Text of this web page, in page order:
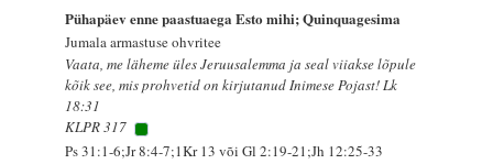
Pühapäev enne paastuaega Esto mihi; Quinquagesima
Jumala armastuse ohvritee
Vaata, me läheme üles Jeruusalemma ja seal viiakse lõpule
kõik see, mis prohvetid on kirjutanud Inimese Pojast! Lk
18:31
KLPR 317
Ps 31:1-6;Jr 8:4-7;1Kr 13 või Gl 2:19-21;Jh 12:25-33